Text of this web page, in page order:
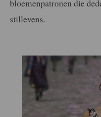
bloemenpatronen die
stillevens.